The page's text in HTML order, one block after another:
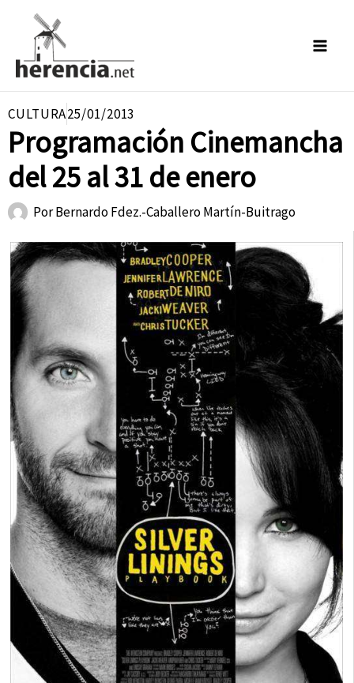
contenido
CULTURA25/01/2013
Programación Cinemancha
del 25 al 31 de enero
PorBernardo Fdez.-Caballero Martín-Buitrago